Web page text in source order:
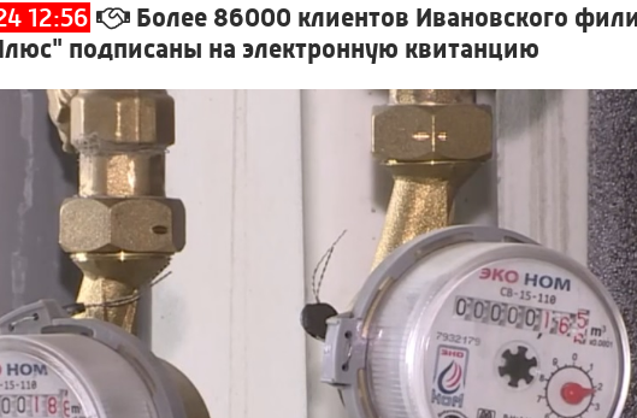
12:56
Более 86000 клиентов Ивановского
подписаны на электронную квитанцию